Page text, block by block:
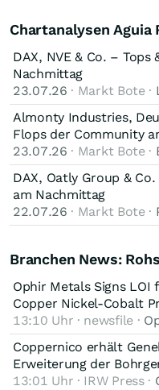
Chartanalysen Aguia
DAX, NVE & Co. –
Nachmittag
23.07.26 · Markt Bote ·
Almonty Industries,
Flops der Community
23.07.26 · Markt Bote ·
DAX, Oatly Group &
am Nachmittag
22.07.26 · Markt Bote ·
Branchen News:
Ophir Metals Signs LOI
Copper Nickel-Cobalt
13:10 Uhr · newsfile ·
Coppernico erhält
Erweiterung der
13:01 Uhr · IRW Press ·